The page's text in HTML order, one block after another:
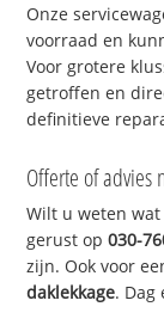
Onze
voorraad en
Voor grotere
getroffen en
definitieve
Offerte of advies
Wilt u weten
gerust op030-
zijn. Ook voor
daklekkage. Dag